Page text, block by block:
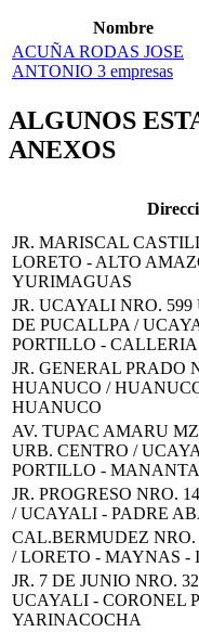
Nombre
ACUÑA RODAS JOSE
ANTONIO 3 empresas
ALGUNOS
ANEXOS
JR. MARISCAL
LORETO - ALTO
YURIMAGUAS
JR. UCAYALI NRO.
DE PUCALLPA /
PORTILLO - CALLERIA
JR. GENERAL PRADO
HUANUCO /
HUANUCO
AV. TUPAC AMARU
URB. CENTRO /
PORTILLO -
JR. PROGRESO NRO.
/ UCAYALI - PADRE
CAL.BERMUDEZ NRO.
/ LORETO - MAYNAS -
JR. 7 DE JUNIO NRO.
UCAYALI - CORONEL
YARINACOCHA